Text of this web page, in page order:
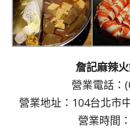
詹記麻辣
營業電話：
營業地址：104台北市
營業時間